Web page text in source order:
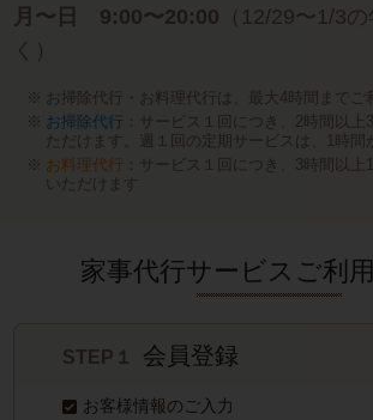
月〜日 9:00〜20:00 （12/29〜1/3
く）
お掃除代行・お料理代行は、最大4時間までご
お掃除代行 ：サービス１回につき、2時間以
ただけます。週１回の定期サービスは、1時間
お料理代行 ：サービス１回につき、3時間以上
いただけます
家事代行サービスご利
STEP１ 会員登録
お客様情報のご入力